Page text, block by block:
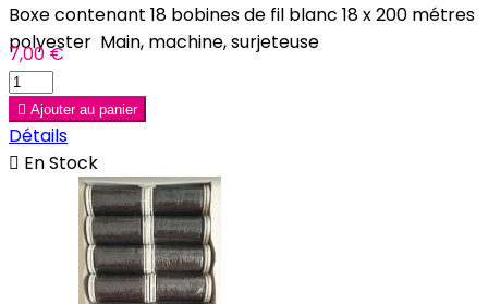
Boxe contenant 18 bobines de fil blanc 18 x 200 métres
polyester Main, machine, surjeteuse
7,00 €
 Ajouter au panier
Détails
 En Stock